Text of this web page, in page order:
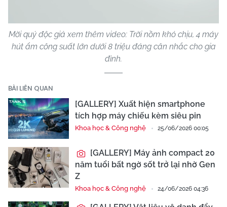
Mời quý độc giả xem thêm video: Trời nồm khó chịu, 4 máy
hút ẩm công suất lớn dưới 8 triệu đáng cân nhắc cho gia
đình.
BÀI LIÊN QUAN
[GALLERY] Xuất hiện smartphone
tích hợp máy chiếu kèm siêu pin
Khoa học & Công nghệ 25/06/2026 00:05
[GALLERY] Máy ảnh compact 20
năm tuổi bất ngờ sốt trở lại nhờ Gen
Z
Khoa học & Công nghệ 24/06/2026 04:36